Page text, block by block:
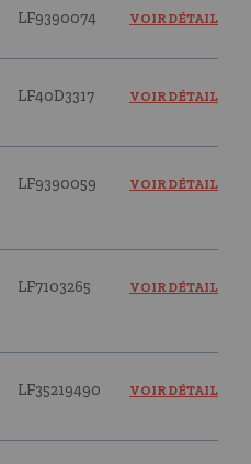
LF9390074 VOIR DÉTAIL
LF40D3317 VOIR DÉTAIL
LF9390059 VOIR DÉTAIL
LF7103265 VOIR DÉTAIL
LF35219490 VOIR DÉTAIL